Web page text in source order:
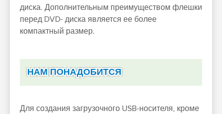
диска. Дополнительным преимуществом флешки
перед DVD- диска является ее более
компактный размер.
НАМ ПОНАДОБИТСЯ
Для создания загрузочного USB-носителя, кроме